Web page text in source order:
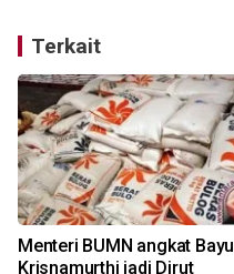
Terkait
Menteri BUMN angkat Bayu
Krisnamurthi jadi Dirut